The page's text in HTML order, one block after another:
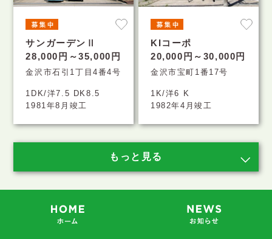
サンガーデンⅡ
28,000円～35,000円
金沢市石引1丁目4番4号
1DK/洋7.5 DK8.5
1981年8月竣工
KIコーポ
20,000円～30,000円
金沢市宝町1番17号
1K/洋6 K
1982年4月竣工